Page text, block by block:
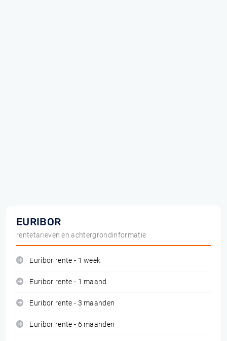
EURIBOR
rentetarieven en achtergrondinformatie
Euribor rente - 1 week
Euribor rente - 1 maand
Euribor rente - 3 maanden
Euribor rente - 6 maanden